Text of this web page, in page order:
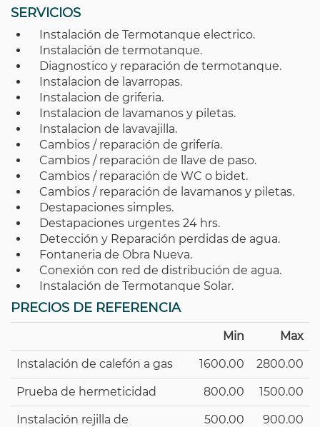
SERVICIOS
Instalación de Termotanque electrico.
Instalación de termotanque.
Diagnostico y reparación de termotanque.
Instalacion de lavarropas.
Instalacion de griferia.
Instalacion de lavamanos y piletas.
Instalacion de lavavajilla.
Cambios / reparación de grifería.
Cambios / reparación de llave de paso.
Cambios / reparación de WC o bidet.
Cambios / reparación de lavamanos y piletas.
Destapaciones simples.
Destapaciones urgentes 24 hrs.
Detección y Reparación perdidas de agua.
Fontaneria de Obra Nueva.
Conexión con red de distribución de agua.
Instalación de Termotanque Solar.
PRECIOS DE REFERENCIA
Min Max
Instalación de calefón a gas 1600.00 2800.00
Prueba de hermeticidad 800.00 1500.00
Instalación rejilla de
500.00 900.00